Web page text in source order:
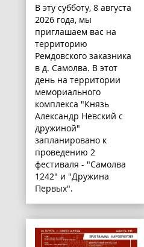
В эту субботу, 8 августа
2026 года, мы
приглашаем вас на
территорию
Ремдовского заказника
в д. Самолва. В этот
день на территории
мемориального
комплекса "Князь
Александр Невский с
дружиной"
запланировано к
проведению 2
фестиваля - "Самолва
1242" и "Дружина
Первых".